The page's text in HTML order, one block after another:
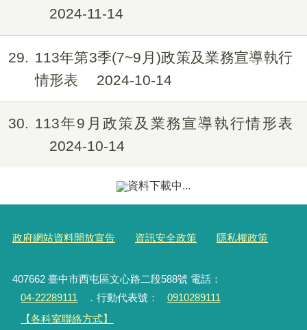
2024-11-14
29
113年第3季(7~9月)政策及業務宣導執行
情形表
2024-10-14
30
113年9月政策及業務宣導執行情形表
2024-10-14
113年8月政策及業務宣導執行情形表
2024-08-13
33
113年第2季(4~6月)政策及業務宣導執行